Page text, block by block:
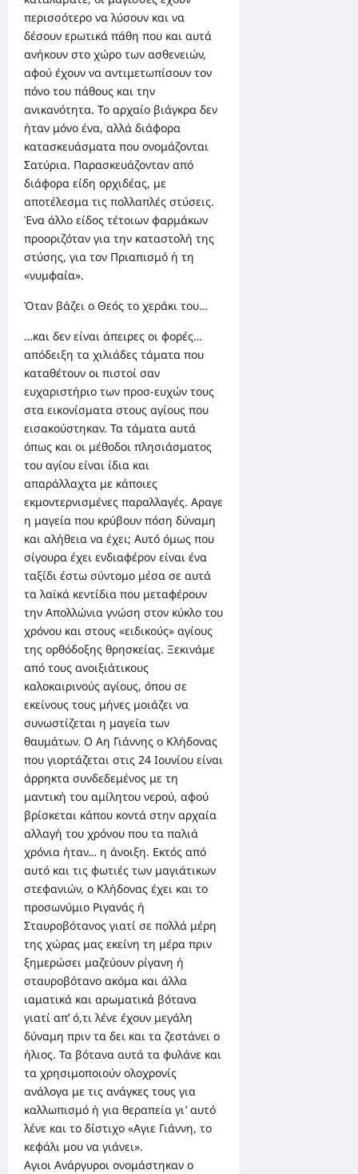
περισσότερο να λύσουν και να
δέσουν ερωτικά πάθη που και αυτά
ανήκουν στο χώρο των ασθενειών,
αφού έχουν να αντιμετωπίσουν τον
πόνο του πάθους και την
ανικανότητα. Το αρχαίο βιάγκρα δεν
ήταν μόνο ένα, αλλά διάφορα
κατασκευάσματα που ονομάζονται
Σατύρια. Παρασκευάζονταν από
διάφορα είδη ορχιδέας, με
αποτέλεσμα τις πολλαπλές στύσεις.
Ένα άλλο είδος τέτοιων φαρμάκων
προοριζόταν για την καταστολή της
στύσης, για τον Πριαπισμό ή τη
«νυμφαία».
Όταν βάζει ο Θεός το χεράκι του…
…και δεν είναι άπειρες οι φορές…
απόδειξη τα χιλιάδες τάματα που
καταθέτουν οι πιστοί σαν
ευχαριστήριο των προσ-ευχών τους
στα εικονίσματα στους αγίους που
εισακούστηκαν. Τα τάματα αυτά
όπως και οι μέθοδοι πλησιάσματος
του αγίου είναι ίδια και
απαράλλαχτα με κάποιες
εκμοντερνισμένες παραλλαγές. Αραγε
η μαγεία που κρύβουν πόση δύναμη
και αλήθεια να έχει; Αυτό όμως που
σίγουρα έχει ενδιαφέρον είναι ένα
ταξίδι έστω σύντομο μέσα σε αυτά
τα λαϊκά κεντίδια που μεταφέρουν
την Απολλώνια γνώση στον κύκλο του
χρόνου και στους «ειδικούς» αγίους
της ορθόδοξης θρησκείας. Ξεκινάμε
από τους ανοιξιάτικους
καλοκαιρινούς αγίους, όπου σε
εκείνους τους μήνες μοιάζει να
συνωστίζεται η μαγεία των
θαυμάτων. Ο Αη Γιάννης ο Κλήδονας
που γιορτάζεται στις 24 Ιουνίου είναι
άρρηκτα συνδεδεμένος με τη
μαντική του αμίλητου νερού, αφού
βρίσκεται κάπου κοντά στην αρχαία
αλλαγή του χρόνου που τα παλιά
χρόνια ήταν… η άνοιξη. Εκτός από
αυτό και τις φωτιές των μαγιάτικων
στεφανιών, ο Κλήδονας έχει και το
προσωνύμιο Ριγανάς ή
Σταυροβότανος γιατί σε πολλά μέρη
της χώρας μας εκείνη τη μέρα πριν
ξημερώσει μαζεύουν ρίγανη ή
σταυροβότανο ακόμα και άλλα
ιαματικά και αρωματικά βότανα
γιατί απ’ ό,τι λένε έχουν μεγάλη
δύναμη πριν τα δει και τα ζεστάνει ο
ήλιος. Τα βότανα αυτά τα φυλάνε και
τα χρησιμοποιούν ολοχρονίς
ανάλογα με τις ανάγκες τους για
καλλωπισμό ή για θεραπεία γι’ αυτό
λένε και το δίστιχο «Αγιε Γιάννη, το
κεφάλι μου να γιάνει».
Αγιοι Ανάργυροι ονομάστηκαν ο